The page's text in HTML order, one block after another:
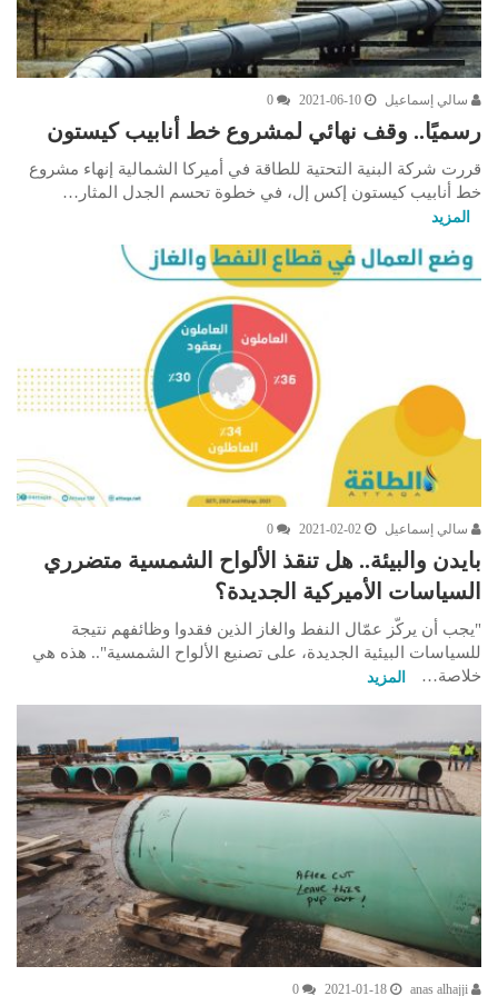
سالي إسماعيل 2021-06-10
0
رسميًا.. وقف نهائي لمشروع خط أنابيب كيستون
قررت شركة البنية التحتية للطاقة في أميركا الشمالية إنهاء مشروع
خط أنابيب كيستون إكس إل، في خطوة تحسم الجدل المثار…
المزيد
سالي إسماعيل 2021-02-02
0
بايدن والبيئة.. هل تنقذ الألواح الشمسية متضرري
السياسات الأميركية الجديدة؟
"يجب أن يركّز عمّال النفط والغاز الذين فقدوا وظائفهم نتيجة
للسياسات البيئية الجديدة، على تصنيع الألواح الشمسية".. هذه هي
خلاصة…
المزيد
2021-01-18
0